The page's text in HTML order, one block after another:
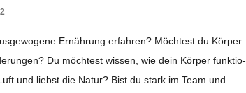
Ernäh­rung erfah­ren? Möch­test du Kör­per
Du möch­test wis­sen, wie dein Kör­per funk­tio­
und liebst die Natur? Bist du stark im Team und